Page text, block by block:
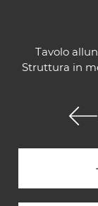
Tavolo
Struttura in